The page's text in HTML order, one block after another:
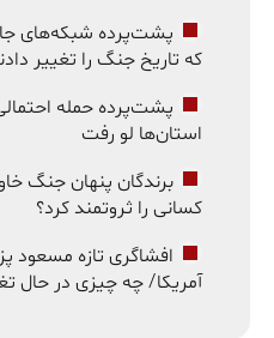
پشت‌پرده شبکه‌های
که تاریخ جنگ را تغییر
پشت‌پرده حمله
استان‌ها لو رفت
کسانی را ثروتمند کرد؟
افشاگری تازه مسعود
آمریکا/ چه چیزی در حال